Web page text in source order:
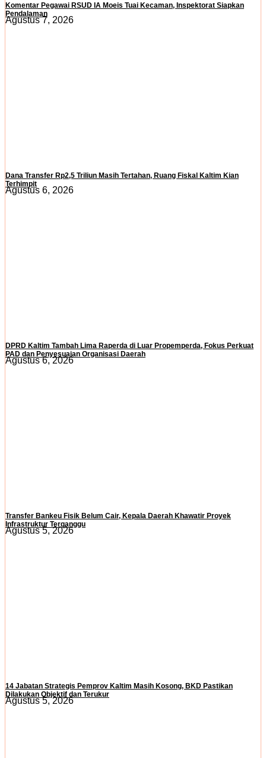
Komentar Pegawai RSUD IA Moeis Tuai Kecaman, Inspektorat Siapkan
Pendalaman
Agustus 7, 2026
Dana Transfer Rp2,5 Triliun Masih Tertahan, Ruang Fiskal Kaltim Kian
Terhimpit
Agustus 6, 2026
DPRD Kaltim Tambah Lima Raperda di Luar Propemperda, Fokus Perkuat
PAD dan Penyesuaian Organisasi Daerah
Agustus 6, 2026
Transfer Bankeu Fisik Belum Cair, Kepala Daerah Khawatir Proyek
Infrastruktur Terganggu
Agustus 5, 2026
14 Jabatan Strategis Pemprov Kaltim Masih Kosong, BKD Pastikan
Dilakukan Objektif dan Terukur
Agustus 5, 2026